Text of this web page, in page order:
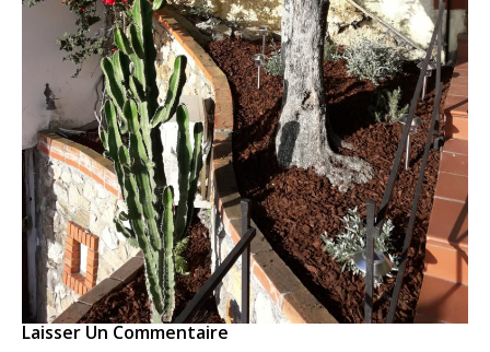
Laisser Un Commentaire